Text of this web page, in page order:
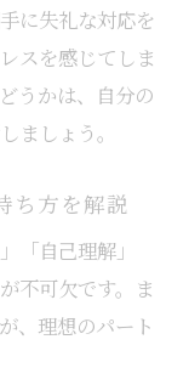
に失礼な対応を
スを感じてしま
うかは、自分の
ましょう。
ち方を解説
「自己理解」
不可欠です。ま
、理想のパート